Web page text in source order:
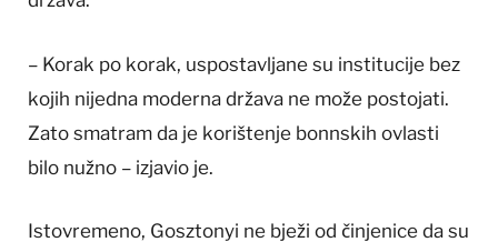
– Korak po korak, uspostavljane su institucije bez
kojih nijedna moderna država ne može postojati.
Zato smatram da je korištenje bonnskih ovlasti
bilo nužno – izjavio je.
Istovremeno, Gosztonyi ne bježi od činjenice da su